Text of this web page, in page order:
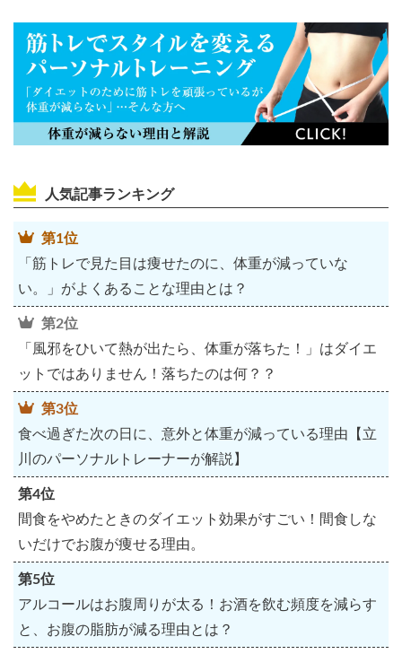
人気記事ランキング
第1位
「筋トレで見た目は痩せたのに、体重が減っていな
い。」がよくあることな理由とは？
第2位
「風邪をひいて熱が出たら、体重が落ちた！」はダイエ
ットではありません！落ちたのは何？？
第3位
食べ過ぎた次の日に、意外と体重が減っている理由【立
川のパーソナルトレーナーが解説】
第4位
間食をやめたときのダイエット効果がすごい！間食しな
いだけでお腹が痩せる理由。
第5位
アルコールはお腹周りが太る！お酒を飲む頻度を減らす
と、お腹の脂肪が減る理由とは？